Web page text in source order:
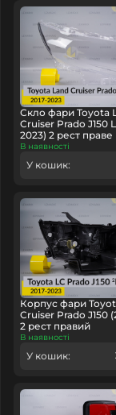
Скло фари Toyota
Cruiser Prado J150
2023) 2 рест праве
В наявності
У кошик:
Корпус фари
Cruiser Prado J150
2 рест правий
В наявності
У кошик: